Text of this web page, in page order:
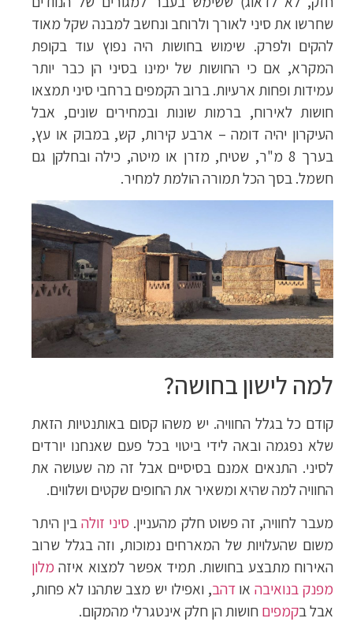
שחרשו את סיני לאורך ולרוחב ונחשב למבנה שקל מאוד
להקים ולפרק. שימוש בחושות היה נפוץ עוד בקופת
המקרא, אם כי החושות של ימינו בסיני הן כבר יותר
עמידות ופחות ארעיות. ברוב הקמפים ברחבי סיני תמצאו
חושות לאירוח, ברמות שונות ובמחירים שונים, אבל
העיקרון יהיה דומה – ארבע קירות, קש, במבוק או עץ,
בערך 8 מ"ר, שטיח, מזרן או מיטה, כילה ובחלקן גם
חשמל. בסך הכל תמורה הולמת למחיר.
למה לישון בחושה?
קודם כל בגלל החוויה. יש משהו קסום באותנטיות הזאת
שלא נפגמה ובאה לידי ביטוי בכל פעם שאנחנו יורדים
לסיני. התנאים אמנם בסיסיים אבל זה מה שעושה את
החוויה למה שהיא ומשאיר את החופים שקטים ושלווים.
מעבר לחוויה, זה פשוט חלק מהעניין. סיני זולהבין היתר
משום שהעלויות של המארחים נמוכות, וזה בגלל שרוב
האירוח מתבצע בחושות. תמיד אפשר למצוא איזה מלון
מפנק בנואיבהאודהב, ואפילו יש מצב שתהנו לא פחות,
אבל בקמפיםחושות הן חלק אינטגרלי מהמקום.